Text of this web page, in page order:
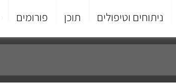
ניתוחים וטיפולים תוכן פורומים